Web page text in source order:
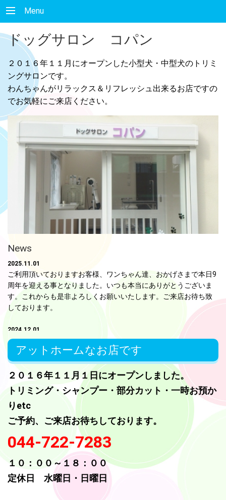
Menu
ドッグサロン コパン
２０１６年１１月にオープンした小型犬・中型犬のトリミ
ングサロンです。
わんちゃんがリラックス＆リフレッシュ出来るお店ですの
でお気軽にご来店ください。
News
2025.11.01
ご利用頂いておりますお客様、ワンちゃん達、おかげさまで本日9
周年を迎える事となりました。いつも本当にありがとうございま
す。これからも是非よろしくお願いいたします。ご来店お待ち致
しております。
2024.12.01
今月おすすめメニューのご紹介です。乾燥による静電気防止や皮
ふトラブルの予防にハーブパックのご利用をおすすめいたしま
す。ふわふわの被毛で寒さ対策になります。
当店はおかげさまで本日８周年を迎えることとなりました。お客
様みな様のご来店、本当に感謝いたしております。今後もわんち
ゃん達がリラックス出来る様、心がけてトリミングさせて頂きま
す。ご利用お待ちいたしております。
明けましておめでとうございます。本年もどうぞよろしくお願い
いたします。
アットホームなお店です
２０１６年１１月１日にオープンしました。
トリミング・シャンプー・部分カット・一時お預か
りetc
ご予約、ご来店お待ちしております。
044-722-7283
１０：００～１８：００
定休日 水曜日・日曜日